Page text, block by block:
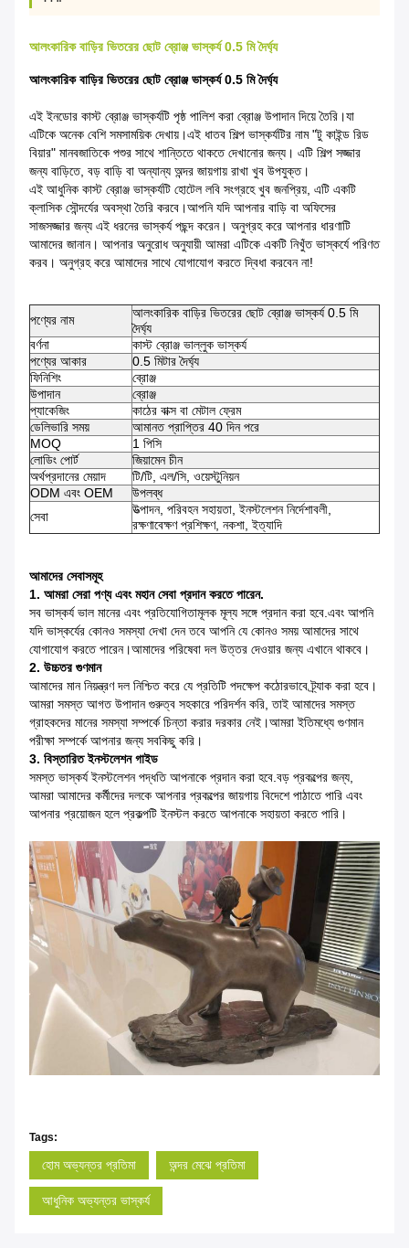
আলংকারিক বাড়ির ভিতরের ছোট ব্রোঞ্জ ভাস্কর্য 0.5 মি দৈর্ঘ্য
আলংকারিক বাড়ির ভিতরের ছোট ব্রোঞ্জ ভাস্কর্য 0.5 মি দৈর্ঘ্য
এই ইনডোর কাস্ট ব্রোঞ্জ ভাস্কর্যটি পৃষ্ঠ পালিশ করা ব্রোঞ্জ উপাদান দিয়ে তৈরি।যা
এটিকে অনেক বেশি সমসাময়িক দেখায়।এই ধাতব শিল্প ভাস্কর্যটির নাম "টু কাইন্ড রিড
বিয়ার" মানবজাতিকে পশুর সাথে শান্তিতে থাকতে দেখানোর জন্য। এটি শিল্প সজ্জার
জন্য বাড়িতে, বড় বাড়ি বা অন্যান্য অন্দর জায়গায় রাখা খুব উপযুক্ত।
এই আধুনিক কাস্ট ব্রোঞ্জ ভাস্কর্যটি হোটেল লবি সংগ্রহে খুব জনপ্রিয়, এটি একটি
ক্লাসিক সৌন্দর্যের অবস্থা তৈরি করবে।আপনি যদি আপনার বাড়ি বা অফিসের
সাজসজ্জার জন্য এই ধরনের ভাস্কর্য পছন্দ করেন। অনুগ্রহ করে আপনার ধারণাটি
আমাদের জানান। আপনার অনুরোধ অনুযায়ী আমরা এটিকে একটি নিখুঁত ভাস্কর্যে পরিণত
করব। অনুগ্রহ করে আমাদের সাথে যোগাযোগ করতে দ্বিধা করবেন না!
পণ্যের নাম
আলংকারিক বাড়ির ভিতরের ছোট ব্রোঞ্জ ভাস্কর্য 0.5 মি
দৈর্ঘ্য
বর্ণনা
কাস্ট ব্রোঞ্জ ভাল্লুক ভাস্কর্য
পণ্যের আকার
0.5 মিটার দৈর্ঘ্য
ফিনিশিং
ব্রোঞ্জ
উপাদান
ব্রোঞ্জ
প্যাকেজিং
কাঠের বাক্স বা মেটাল ফ্রেম
ডেলিভারি সময়
আমানত প্রাপ্তির 40 দিন পরে
MOQ
1 পিসি
লোডিং পোর্ট
জিয়ামেন চীন
অর্থপ্রদানের মেয়াদ
টি/টি, এল/সি, ওয়েস্টুনিয়ন
ODM এবং OEM
উপলব্ধ
সেবা
উত্পাদন, পরিবহন সহায়তা, ইনস্টলেশন নির্দেশাবলী,
রক্ষণাবেক্ষণ প্রশিক্ষণ, নকশা, ইত্যাদি
আমাদের সেবাসমূহ
1. আমরা সেরা পণ্য এবং মহান সেবা প্রদান করতে পারেন.
সব ভাস্কর্য ভাল মানের এবং প্রতিযোগিতামূলক মূল্য সঙ্গে প্রদান করা হবে.এবং আপনি
যদি ভাস্কর্যের কোনও সমস্যা দেখা দেন তবে আপনি যে কোনও সময় আমাদের সাথে
যোগাযোগ করতে পারেন।আমাদের পরিষেবা দল উত্তর দেওয়ার জন্য এখানে থাকবে।
2. উচ্চতর গুণমান
আমাদের মান নিয়ন্ত্রণ দল নিশ্চিত করে যে প্রতিটি পদক্ষেপ কঠোরভাবে ট্র্যাক করা হবে।
আমরা সমস্ত আগত উপাদান গুরুত্ব সহকারে পরিদর্শন করি, তাই আমাদের সমস্ত
গ্রাহকদের মানের সমস্যা সম্পর্কে চিন্তা করার দরকার নেই।আমরা ইতিমধ্যে গুণমান
পরীক্ষা সম্পর্কে আপনার জন্য সবকিছু করি।
3. বিস্তারিত ইনস্টলেশন গাইড
সমস্ত ভাস্কর্য ইনস্টলেশন পদ্ধতি আপনাকে প্রদান করা হবে.বড় প্রকল্পের জন্য,
আমরা আমাদের কর্মীদের দলকে আপনার প্রকল্পের জায়গায় বিদেশে পাঠাতে পারি এবং
আপনার প্রয়োজন হলে প্রকল্পটি ইনস্টল করতে আপনাকে সহায়তা করতে পারি।
Tags:
হোম অভ্যন্তর প্রতিমা অন্দর মেঝে প্রতিমা
আধুনিক অভ্যন্তর ভাস্কর্য